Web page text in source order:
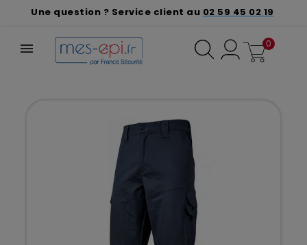
Une question ? Service client au 02 59 45 02 19
0